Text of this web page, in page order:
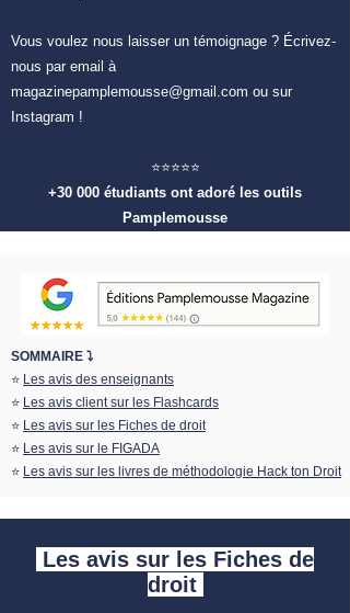
Vous voulez nous laisser un témoignage ? Écrivez-
nous par email à
magazinepamplemousse@gmail.com ou sur
Instagram !
⭐️⭐️⭐️⭐️⭐️
+30 000 étudiants ont adoré les outils
Pamplemousse
SOMMAIRE ⤵️
⭐️ Les avis des enseignants
⭐️ Les avis client sur les Flashcards
⭐️ Les avis sur les Fiches de droit
⭐️ Les avis sur le FIGADA
⭐️ Les avis sur les livres de méthodologie Hack ton Droit
Les avis sur les Fiches de
droit